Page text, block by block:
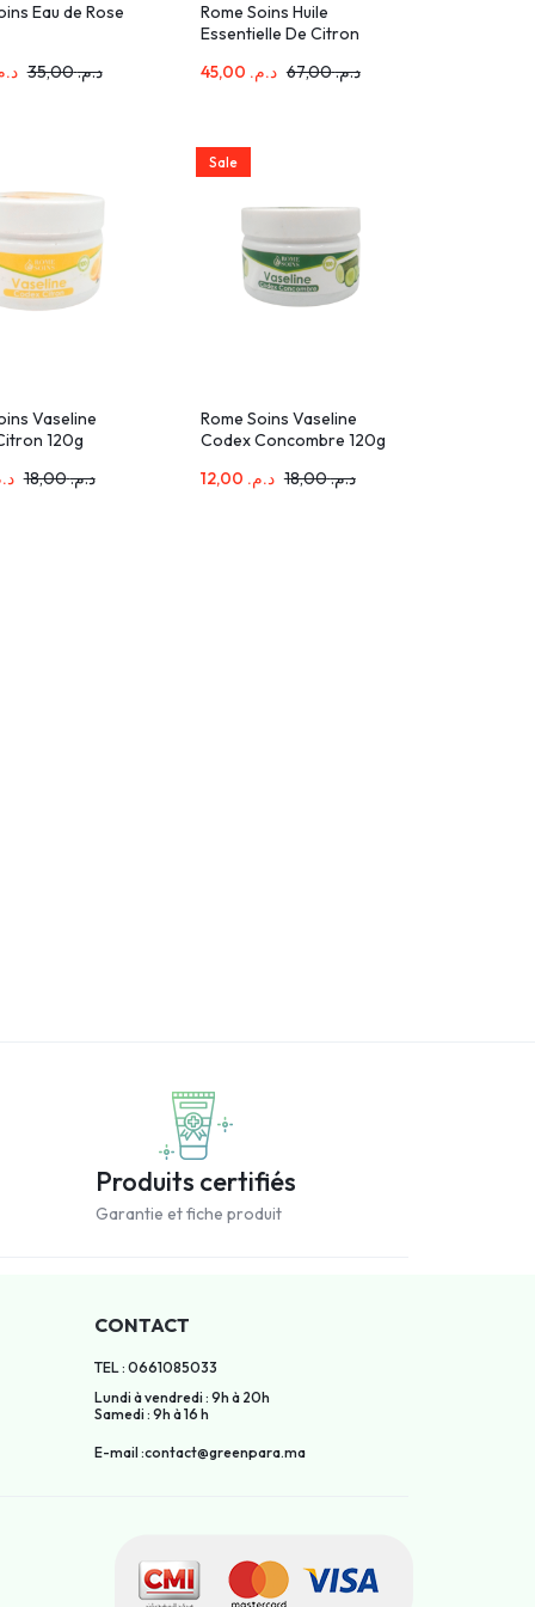
Eau de Rose
د.م.35,00
Rome Soins Huile
Essentielle De Citron
د.م.67,00 د.م.
Vaseline
120g
د.م.18,00
Sale
Rome Soins Vaseline
Codex Concombre 120g
د.م.18,00 د.م.
Produits certifiés
Garantie et fiche produit
CONTACT
TEL : 0661085033
Lundi à vendredi : 9h à 20h
Samedi : 9h à 16 h
E-mail :contact@greenpara.ma